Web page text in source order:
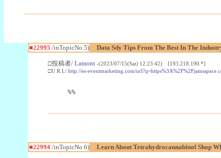
■22995 /inTopicNo.5) Data Sdy Tips From The Best In The
□投稿者/ Lamont -(2023/07/15(Sat) 12:23:42) [193.218.190.*]
□U R L/ http://es-eventmarketing.com/
%%
■22994/inTopicNo.6) Learn About Tetrahydrocannabinol Shop